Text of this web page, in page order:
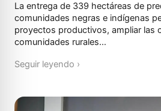
La entrega de 339 hectáreas de
comunidades negras e indígenas
proyectos productivos, ampliar las
comunidades rurales…
Seguir leyendo ›